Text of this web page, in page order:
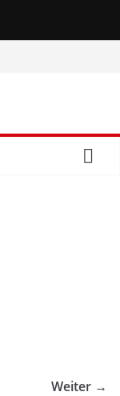
Weiter →